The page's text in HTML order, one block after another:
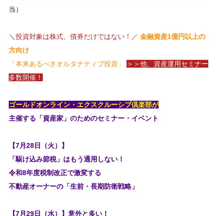
当）
＼投資対象は株式、債券だけではない！／ 金融資産1億円以上の
方向け
「本来あるべきオルタナティブ投資」
＞＞他、資産運用セミナー
多数開催！
ゴールドオンライン・エクスクルーシブ倶楽部が
主催する「資産家」のためのセミナー・イベント
【7月28日（火）】
「駆け込み節税」はもう通用しない！
令和8年度税制改正で激変する
不動産オーナーの「生前・長期防衛戦略」
【7月29日（水）】意外と多い！